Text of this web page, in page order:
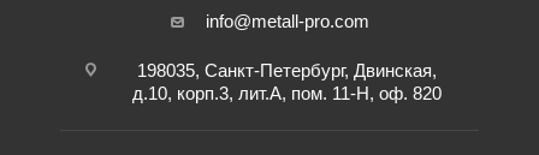
info@metall-pro.com
198035, Санкт-Петербург, Двинская,
д.10, корп.3, лит.А, пом. 11-Н, оф. 820